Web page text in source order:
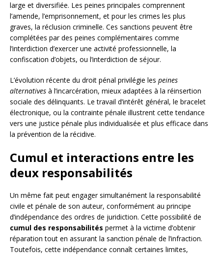
large et diversifiée. Les peines principales comprennent
l’amende, l’emprisonnement, et pour les crimes les plus
graves, la réclusion criminelle. Ces sanctions peuvent être
complétées par des peines complémentaires comme
l’interdiction d’exercer une activité professionnelle, la
confiscation d’objets, ou l’interdiction de séjour.
L’évolution récente du droit pénal privilégie les peines
alternatives à l’incarcération, mieux adaptées à la réinsertion
sociale des délinquants. Le travail d’intérêt général, le bracelet
électronique, ou la contrainte pénale illustrent cette tendance
vers une justice pénale plus individualisée et plus efficace dans
la prévention de la récidive.
Cumul et interactions entre les
deux responsabilités
Un même fait peut engager simultanément la responsabilité
civile et pénale de son auteur, conformément au principe
d’indépendance des ordres de juridiction. Cette possibilité de
cumul des responsabilités permet à la victime d’obtenir
réparation tout en assurant la sanction pénale de l’infraction.
Toutefois, cette indépendance connaît certaines limites,